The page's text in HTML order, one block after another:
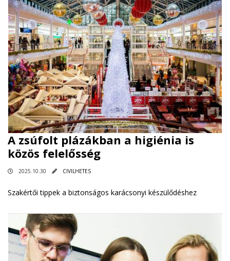
A zsúfolt plázákban a higiénia is
közös felelősség
2025.10.30 CIVILHETES
Szakértői tippek a biztonságos karácsonyi készülődéshez